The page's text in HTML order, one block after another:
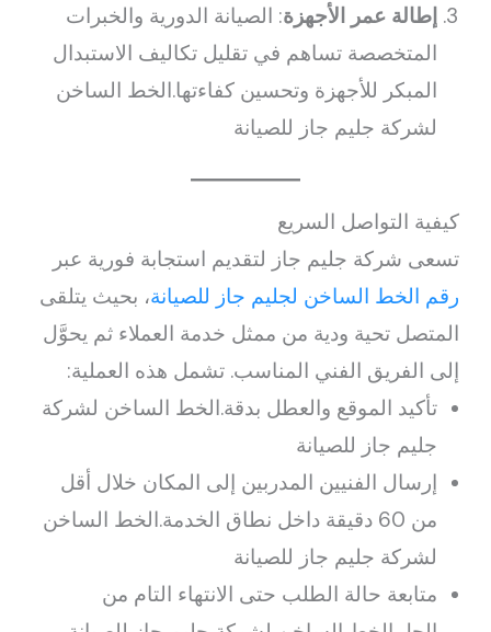
إطالة عمر الأجهزة: الصيانة الدورية والخبرات
المتخصصة تساهم في تقليل تكاليف الاستبدال
المبكر للأجهزة وتحسين كفاءتها.الخط الساخن
لشركة جليم جاز للصيانة
كيفية التواصل السريع
تسعى شركة جليم جاز لتقديم استجابة فورية عبر
رقم الخط الساخن لجليم جاز للصيانة، بحيث يتلقى
المتصل تحية ودية من ممثل خدمة العملاء ثم يحوَّل
إلى الفريق الفني المناسب. تشمل هذه العملية:
تأكيد الموقع والعطل بدقة.الخط الساخن لشركة
جليم جاز للصيانة
إرسال الفنيين المدربين إلى المكان خلال أقل
من 60 دقيقة داخل نطاق الخدمة.الخط الساخن
لشركة جليم جاز للصيانة
متابعة حالة الطلب حتى الانتهاء التام من